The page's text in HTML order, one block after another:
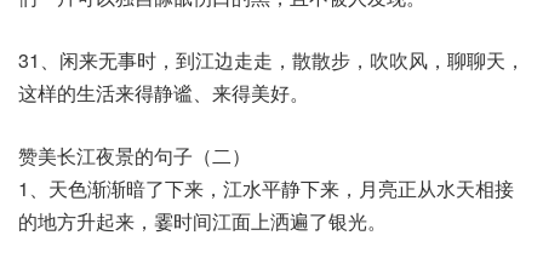
31、闲来无事时，到江边走走，散散步，吹吹风，聊聊天，
这样的生活来得静谧、来得美好。
赞美长江夜景的句子（二）
1、天色渐渐暗了下来，江水平静下来，月亮正从水天相接
的地方升起来，霎时间江面上洒遍了银光。